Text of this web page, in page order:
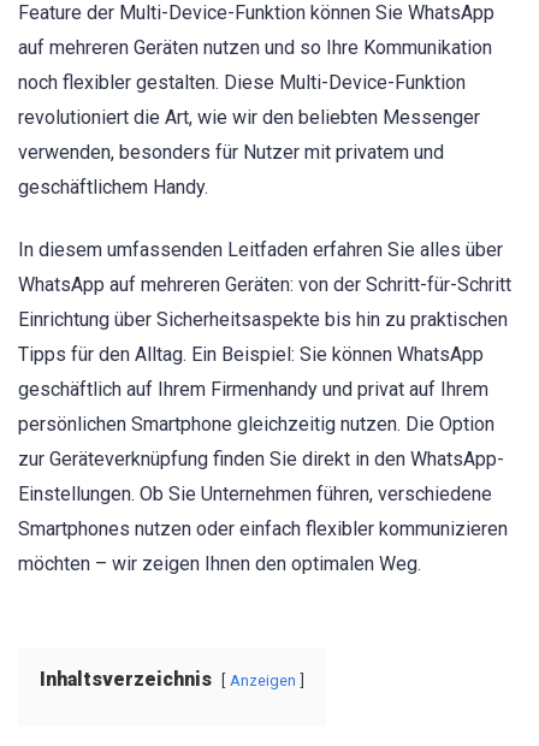
Feature der Multi-Device-Funktion können Sie WhatsApp
auf mehreren Geräten nutzen und so Ihre Kommunikation
noch flexibler gestalten. Diese Multi-Device-Funktion
revolutioniert die Art, wie wir den beliebten Messenger
verwenden, besonders für Nutzer mit privatem und
geschäftlichem Handy.
In diesem umfassenden Leitfaden erfahren Sie alles über
WhatsApp auf mehreren Geräten: von der Schritt-für-Schritt
Einrichtung über Sicherheitsaspekte bis hin zu praktischen
Tipps für den Alltag. Ein Beispiel: Sie können WhatsApp
geschäftlich auf Ihrem Firmenhandy und privat auf Ihrem
persönlichen Smartphone gleichzeitig nutzen. Die Option
zur Geräteverknüpfung finden Sie direkt in den WhatsApp-
Einstellungen. Ob Sie Unternehmen führen, verschiedene
Smartphones nutzen oder einfach flexibler kommunizieren
möchten – wir zeigen Ihnen den optimalen Weg.
Inhaltsverzeichnis Anzeigen